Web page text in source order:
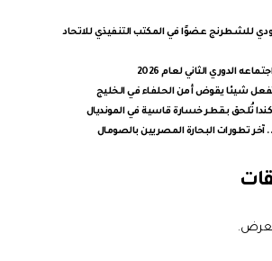
للشطرنج عضوًا في المكتب التنفيذي للاتحاد
الدوري الثاني لعام 2026
شيئا يقوض أمن الحلفاء في الخليج
تُلحق بقطر خسارة قاسية في المونديال
آخر تطورات البحارة المصريين بالصومال